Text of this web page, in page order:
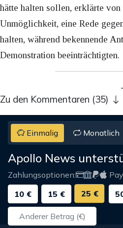
hätte halten sollen, erklärte von
Unmöglichkeit, eine Rede
halten, während bekennende
Demonstration beeinträchtigten.
Zu den Kommentaren (35)
Einmalig Monatlich
Apollo News
Zahlungsoptionen: Pay
10 €
15 € 25 €